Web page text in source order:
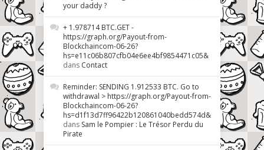
your daddy ?
+ 1.978714 BTC.GET -
https://graph.org/Payout-from-
Blockchaincom-06-26?
hs=e11c06b807cfb04e6ee4bf9854471c05&
dans Contact
Reminder: SENDING 1.912533 BTC. Go to
withdrawal > https://graph.org/Payout-from-
Blockchaincom-06-26?
hs=d1f13d7ff96422b120861040bedd574d&
dans Sam le Pompier : Le Trésor Perdu du
Pirate